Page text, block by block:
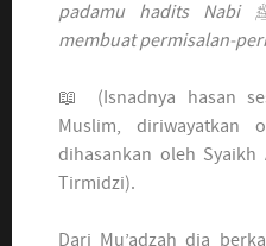
padamu hadits Nabi ﷺ maka janganlah kamu
membuat permisalan-
📖 (Isnadnya hasan
Muslim, diriwayatkan
dihasankan oleh
Tirmidzi).
Dari Mu’adzah dia